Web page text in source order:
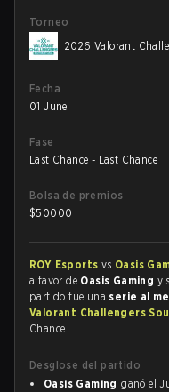
Torneo
2026 Valorant
Fecha
01 June
Fase
Last Chance - Last Chance
Bolsa de premios
$50000
ROY Esports vs Oasis
a favor de Oasis Gaming y
partido fue una serie al
Valorant Challengers
Chance.
Desglose del partido
Oasis Gaming ganó el